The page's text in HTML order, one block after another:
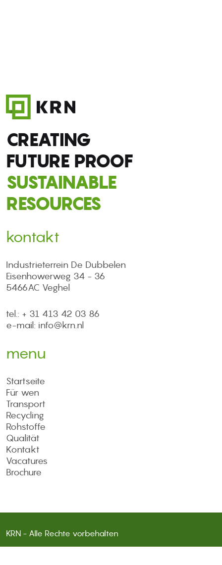
CREATING
FUTURE PROOF
SUSTAINABLE
RESOURCES
kontakt
Industrieterrein De Dubbelen
Eisenhowerweg 34 - 36
5466AC Veghel
tel.: + 31 413 42 03 86
e-mail: info@krn.nl
menu
Startseite
Für wen
Transport
Recycling
Rohstoffe
Qualität
Kontakt
Vacatures
Brochure
KRN - Alle Rechte vorbehalten